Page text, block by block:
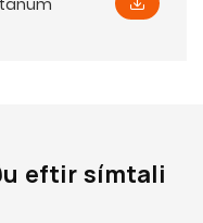
sem
skilja
eftir símtali